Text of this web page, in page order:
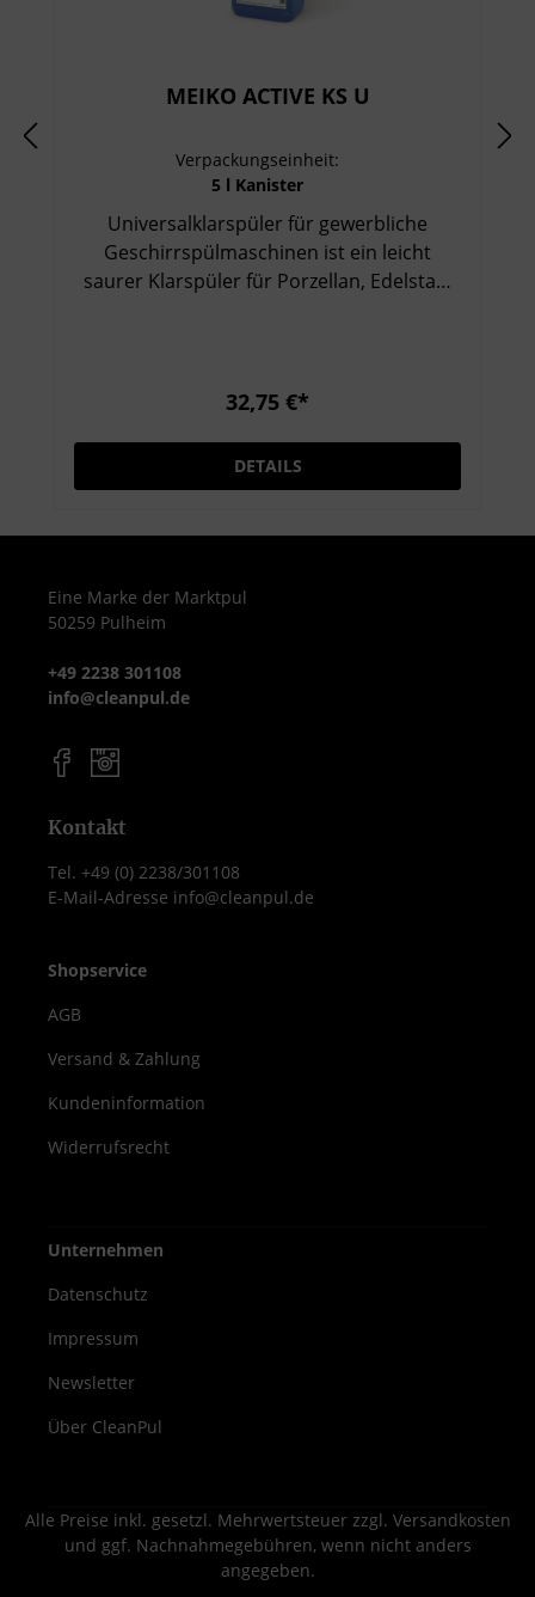
MEIKO ACTIVE KS U
Verpackungseinheit:
5 l Kanister
Universalklarspüler für gewerbliche
Geschirrspülmaschinen ist ein leicht
saurer Klarspüler für Porzellan, Edelstahl
Benetzungsvermögen aus und besitzt eine
32,75 €*
DETAILS
Eine Marke der Marktpul
50259 Pulheim
+49 2238 301108
info@cleanpul.de
Kontakt
Tel. +49 (0) 2238/301108
E-Mail-Adresse info@cleanpul.de
Shopservice
AGB
Versand & Zahlung
Kundeninformation
Widerrufsrecht
Unternehmen
Datenschutz
Impressum
Newsletter
Über CleanPul
Alle Preise inkl. gesetzl. Mehrwertsteuer zzgl. Versandkosten
und ggf. Nachnahmegebühren, wenn nicht anders
angegeben.